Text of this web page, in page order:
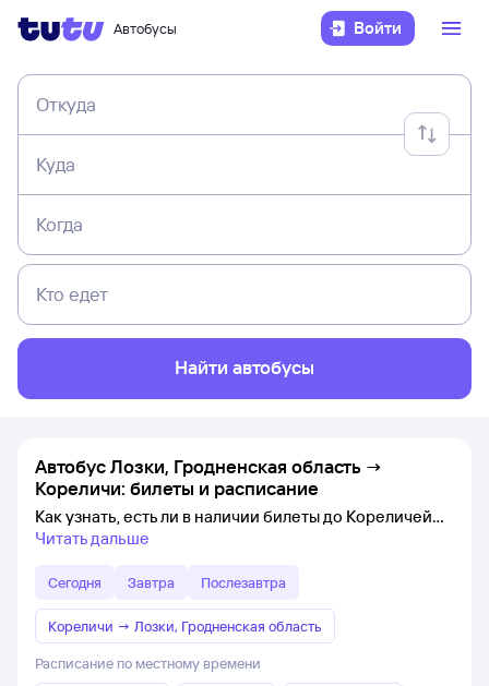
Автобусы Войти
Откуда
Куда
Когда
Кто едет
Найти автобусы
Автобус Лозки, Гродненская область →
Кореличи: билеты и расписание
Как узнать, есть ли в наличии билеты до Кореличей
Читать дальше
Сегодня Завтра Послезавтра
Кореличи → Лозки, Гродненская область
Расписание по местному времени